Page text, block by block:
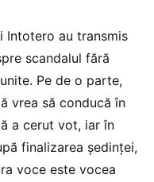
Intotero au transmis
scandalul fără
Pe de o parte,
vrea să conducă în
a cerut vot, iar în
finalizarea ședinței,
voce este vocea